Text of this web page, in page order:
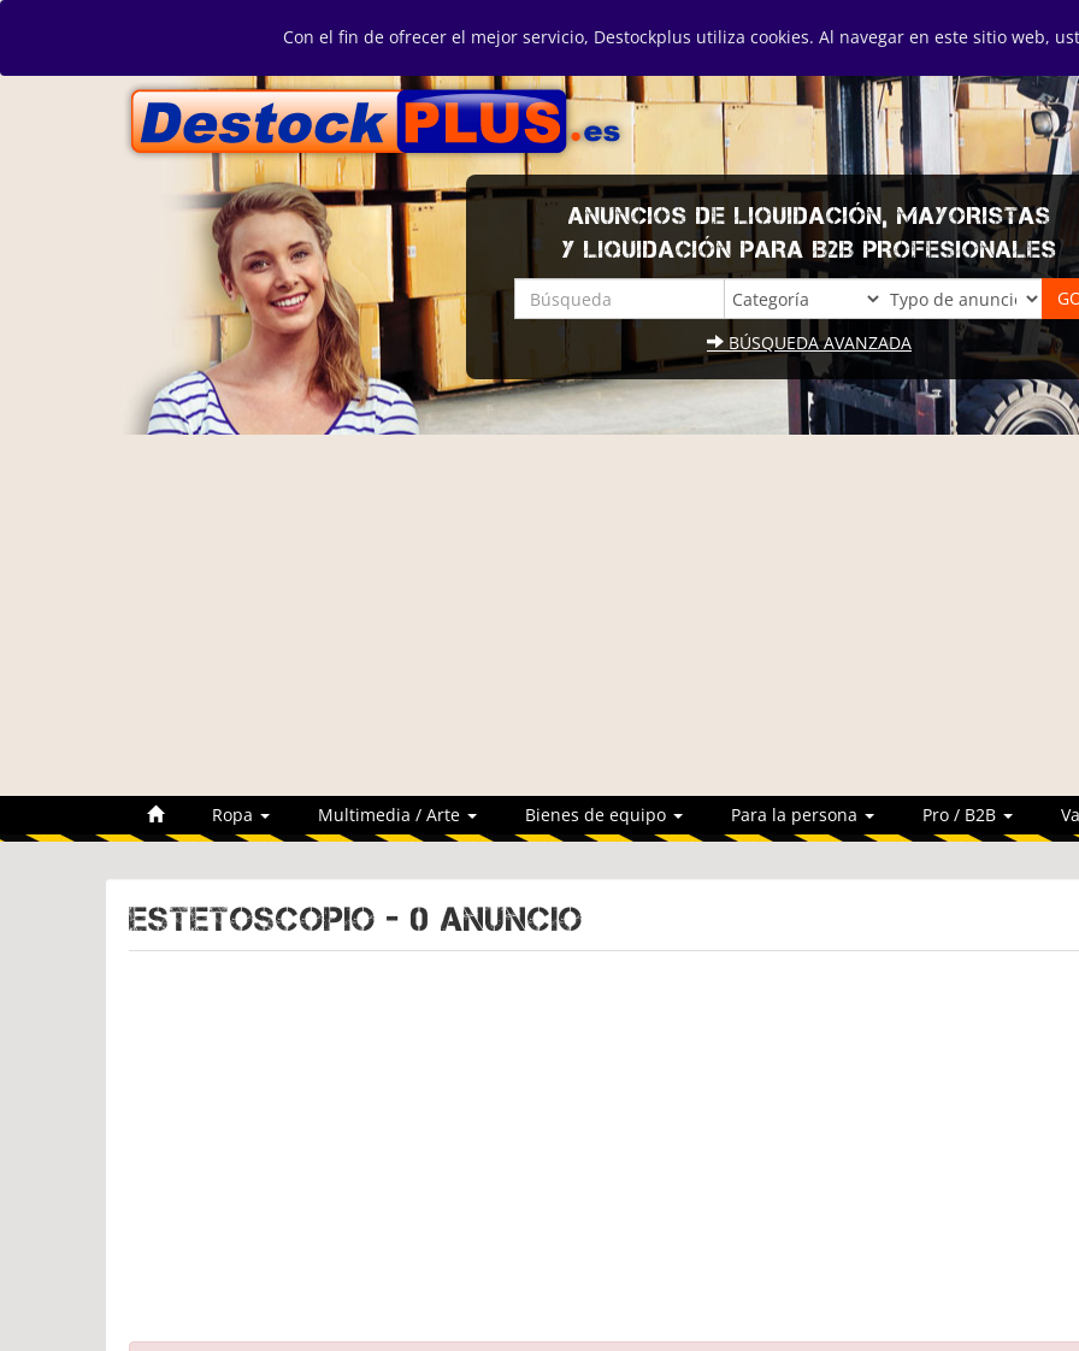
Con el fin de ofrecer el mejor servicio, Destockplus utiliza cookies. Al navegar en este sitio web,
ANUNCIOS DE LIQUIDACIÓN, MAYORISTAS
Y LIQUIDACIÓN PARA B2B PROFESIONALES
BÚSQUEDA AVANZADA
Ropa Multimedia / Arte Bienes de equipo Para la persona Pro / B2B
ESTETOSCOPIO - 0 Anuncio